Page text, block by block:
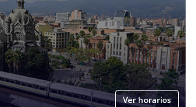
Ver horarios